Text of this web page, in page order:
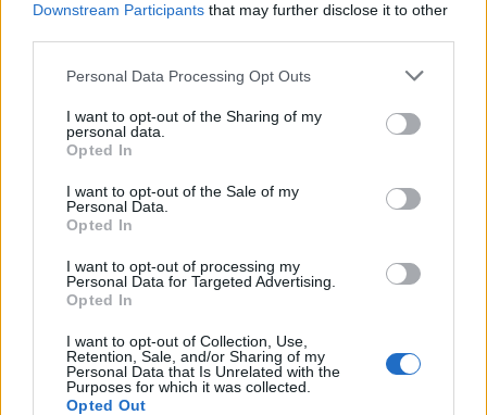
Downstream Participants that may further disclose it to other
Please note that this website/app uses one or more Google
not limited to your visit or usage behaviour. You may click to
grant or deny consent to Google and its third-party tags to
use your data for below specified purposes in below Google
consent section.
Personal Data Processing Opt Outs
I want to opt-out of the Sharing of my
personal data.
Opted In
I want to opt-out of the Sale of my
Personal Data.
Opted In
I want to opt-out of processing my
Personal Data for Targeted Advertising.
Opted In
I want to opt-out of Collection, Use,
Retention, Sale, and/or Sharing of my
Personal Data that Is Unrelated with the
Purposes for which it was collected.
Opted Out
con programmi dedicati
Cristian Castiglioni · 9 Ago 2026
NEWS